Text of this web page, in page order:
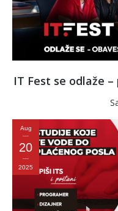
IT Fest se odlaže
Aug
20
2025